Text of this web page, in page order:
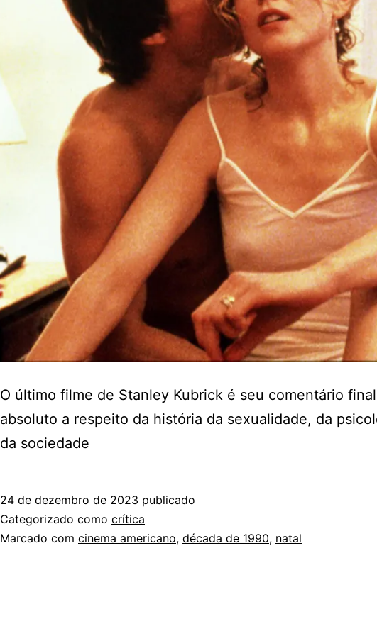
O último filme de Stanley Kubrick é seu comentário
absoluto a respeito da história da sexualidade, da
da sociedade
24 de dezembro de 2023 publicado
Categorizado como crítica
Marcado com cinema americano, década de 1990, natal